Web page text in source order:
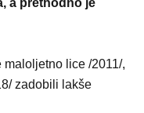
a prethodno je
lice /2011/,
zadobili lakše